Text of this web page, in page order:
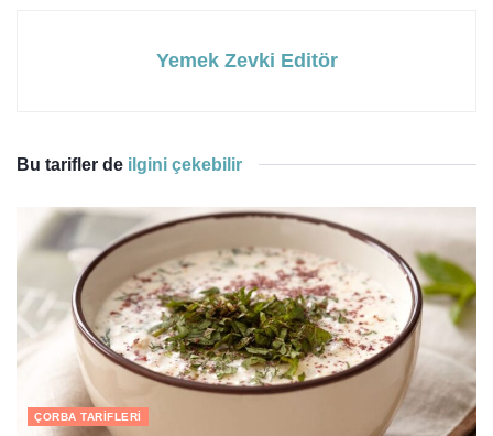
Yemek Zevki Editör
Bu tarifler de ilgini çekebilir
ÇORBA TARIFLERI